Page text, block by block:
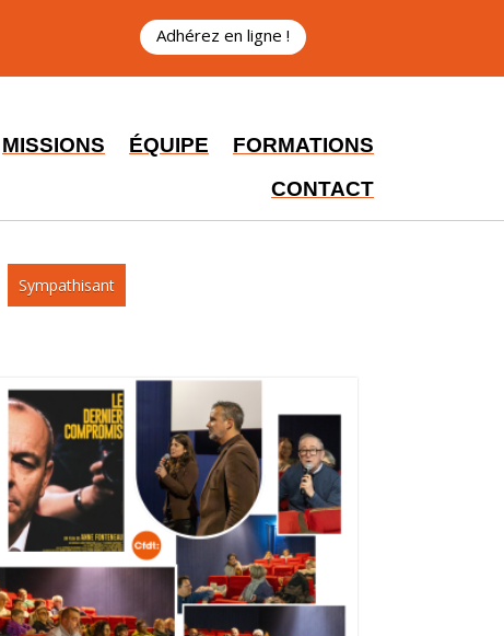
Adhérez en ligne !
MISSIONS ÉQUIPE
FORMATIONS
CONTACT
Sympathisant